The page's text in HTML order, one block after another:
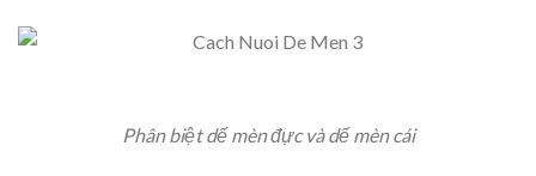
Phân biệt dế mèn đực và dế mèn cái